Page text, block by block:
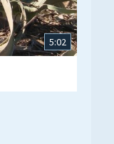
5:02